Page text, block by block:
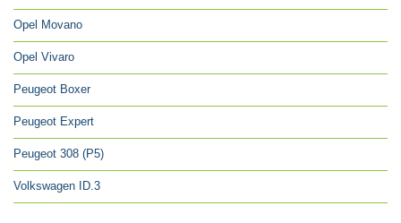
Opel Movano
Opel Vivaro
Peugeot Boxer
Peugeot Expert
Peugeot 308 (P5)
Volkswagen ID.3